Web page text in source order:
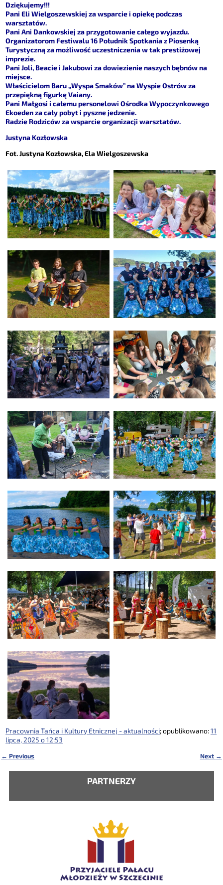
Dziękujemy!!!
Pani Eli Wielgoszewskiej za wsparcie i opiekę podczas
warsztatów.
Pani Ani Dankowskiej za przygotowanie całego wyjazdu.
Organizatorom Festiwalu 16 Południk Spotkania z Piosenką
Turystyczną za możliwość uczestniczenia w tak prestiżowej
imprezie.
Pani Joli, Beacie i Jakubowi za dowiezienie naszych bębnów na
miejsce.
Właścicielom Baru ,,Wyspa Smaków” na Wyspie Ostrów za
przepiękną figurkę Vaiany.
Pani Małgosi i całemu personelowi Ośrodka Wypoczynkowego
Ekoeden za cały pobyt i pyszne jedzenie.
Radzie Rodziców za wsparcie organizacji warsztatów.
Justyna Kozłowska
Fot. Justyna Kozłowska, Ela Wielgoszewska
Pracownia Tańca i Kultury Etnicznej - aktualności; opublikowano:11
lipca, 2025 o 12:53
← Previous Next →
PARTNERZY